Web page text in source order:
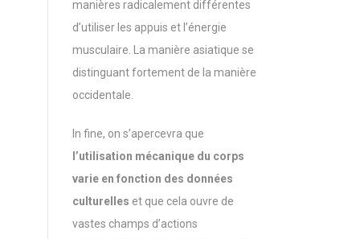
manières radicalement différentes
d’utiliser les appuis et l’énergie
musculaire. La manière asiatique se
distinguant fortement de la manière
occidentale.
In fine, on s’apercevra que
l’utilisation mécanique du corps
varie en fonction des données
culturelles et que cela ouvre de
vastes champs d’actions